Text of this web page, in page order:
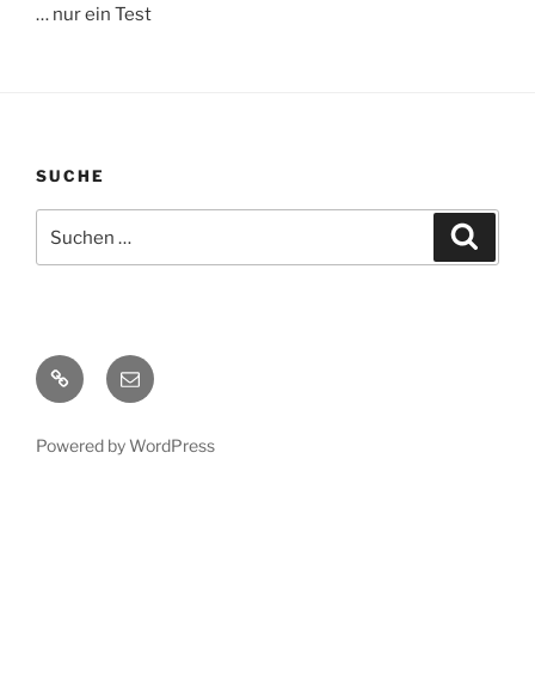
… nur ein Test
SUCHE
nach:
Instagram
E-
Mail
Powered by WordPress